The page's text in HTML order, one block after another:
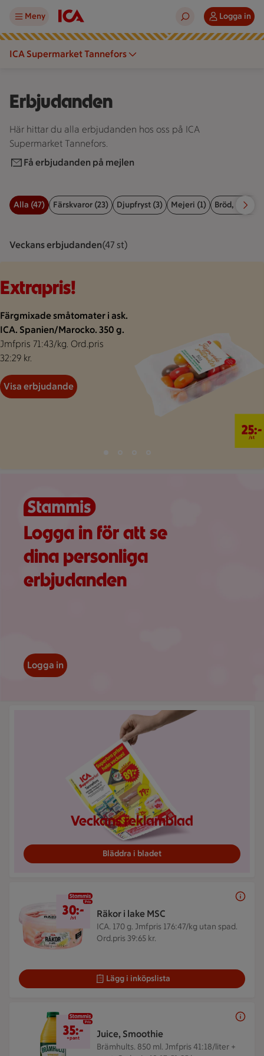
Meny Logga in
ICA Supermarket Tannefors
Erbjudanden
Här hittar du alla erbjudanden hos oss på ICA
Supermarket Tannefors.
Få erbjudanden på mejlen
Filter för erbjudanden
Alla (47) Färskvaror (23) Djupfryst (3) Mejeri (1) Bröd, kex &
Veckans erbjudandenVisar 47 st stycken
(47 st)
Bildspel med 4 bilder.
Extrapris!
Färgmixade småtomater i ask.
ICA. Spanien/Marocko. 350 g.
Jmfpris 71:43/kg. Ord.pris
32:29 kr.
Visa erbjudande
25:-
/st
Logga in för att se
dina personliga
erbjudanden
Logga in
Veckans reklamblad
Bläddra i bladet
Räkor i lake MSC
ICA. 170 g. Jmfpris 176:47/kg utan spad.
Ord.pris 39:65 kr.
30 kr/st
30:-
/st
Lägg i inköpslista
Juice, Smoothie
Brämhults. 850 ml. Jmfpris 41:18/liter +
35 kr/+pant
35:-
+pant